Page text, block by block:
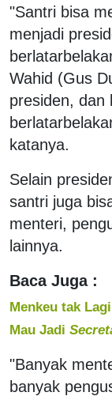
"Santri bisa
menjadi
Wahid (Gus
presiden, dan
katanya.
Selain
santri juga
menteri,
lainnya.
Baca Juga :
Menkeu tak
Mau Jadi
"Banyak
banyak